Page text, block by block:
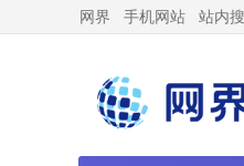
网界 手机网站 站内